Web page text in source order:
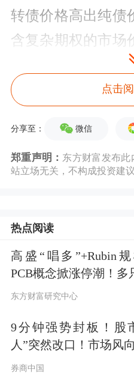
转债价格高出纯债
含复杂期权的市场
收益主要包括票面
收益和数量套利收
交易方式
可转债实行T+0交
托管、转托管、行
十个交易日终止交
交易所予以公告
股规则。
深市：投资者应向
为总成交金额的
点击
分享至： 微信
郑重声明： 东方财富发布此
站立场无关，不构成投资建
热点阅读
高盛“唱多”+Rubin
PCB概念掀涨停潮！多
东方财富研究中心
9分钟强势封板！股
人”突然改口！市场风
券商中国